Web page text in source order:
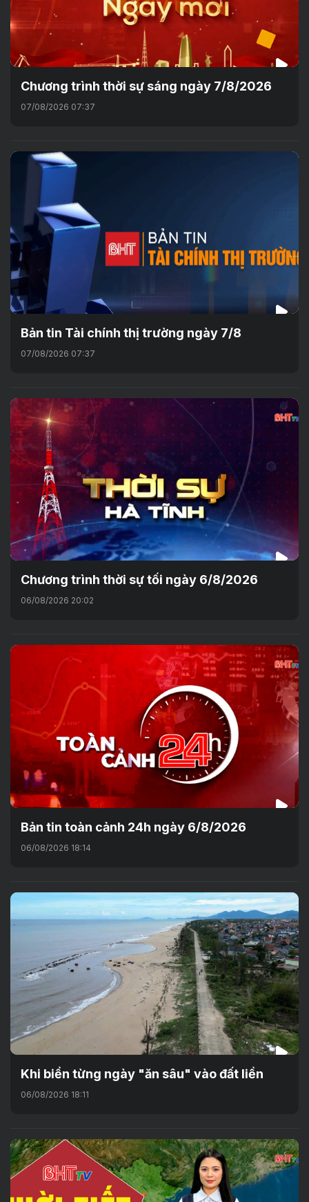
Chương trình thời sự sáng ngày 7/8/2026
07/08/2026 07:37
Bản tin Tài chính thị trường ngày 7/8
07/08/2026 07:37
Chương trình thời sự tối ngày 6/8/2026
06/08/2026 20:02
Bản tin toàn cảnh 24h ngày 6/8/2026
06/08/2026 18:14
Khi biển từng ngày "ăn sâu" vào đất liền
06/08/2026 18:11